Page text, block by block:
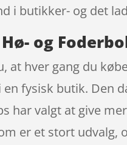
i butikker- og det
og
at hver gang du
en fysisk butik. Den
har valgt at give
er et stort udvalg,